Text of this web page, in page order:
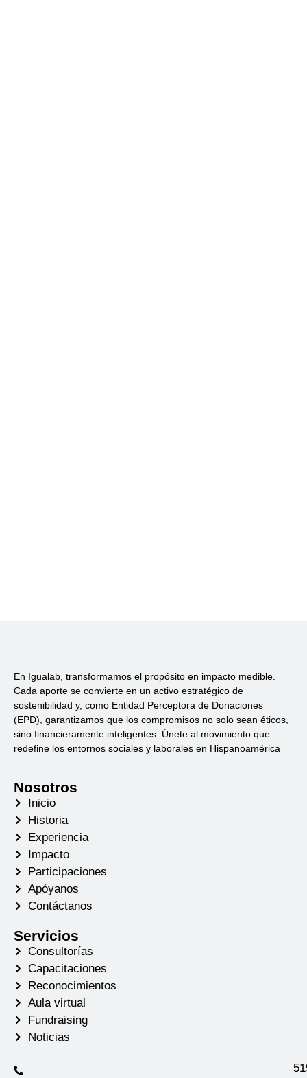
En Igualab, transformamos el propósito en impacto medible.
Cada aporte se convierte en un activo estratégico de
sostenibilidad y, como Entidad Perceptora de Donaciones
(EPD), garantizamos que los compromisos no solo sean éticos,
sino financieramente inteligentes. Únete al movimiento que
redefine los entornos sociales y laborales en Hispanoamérica
Nosotros
Inicio
Historia
Experiencia
Impacto
Participaciones
Apóyanos
Contáctanos
Servicios
Consultorías
Capacitaciones
Reconocimientos
Aula virtual
Fundraising
Noticias